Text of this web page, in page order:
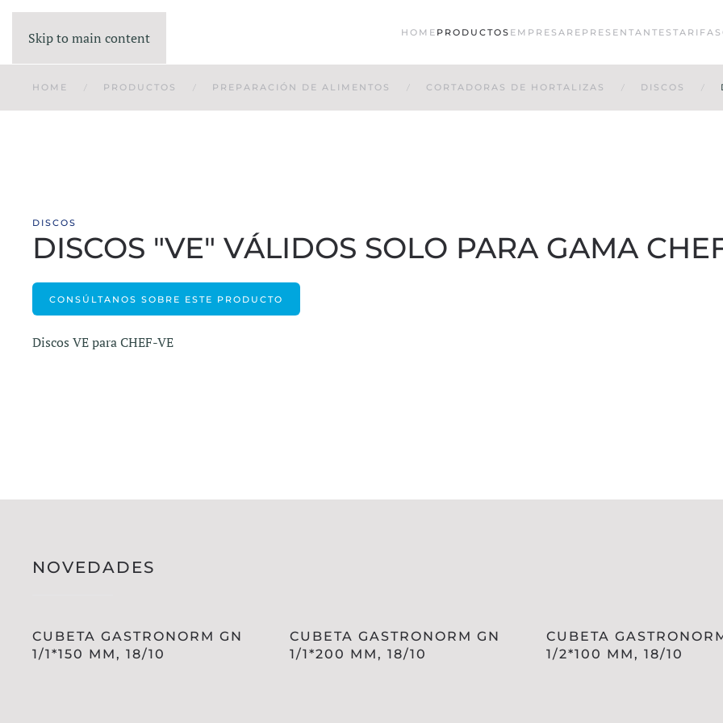
Skip to main content HOME PRODUCTOS EMPRESA REPRESENTANTES TARIFAS
HOME PRODUCTOS PREPARACIÓN DE ALIMENTOS CORTADORAS DE HORTALIZAS DISCOS
DISCOS
DISCOS "VE" VÁLIDOS SOLO PARA GAMA
CONSÚLTANOS SOBRE ESTE PRODUCTO
Discos VE para CHEF-VE
NOVEDADES
CUBETA GASTRONORM GN
1/1*150 MM, 18/10
CUBETA GASTRONORM GN
1/1*200 MM, 18/10
CUBETA
1/2*100 MM, 18/10